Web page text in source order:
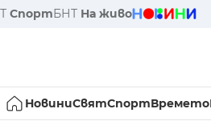
СпортБНТ На живо
НовиниСвятСпортВремето